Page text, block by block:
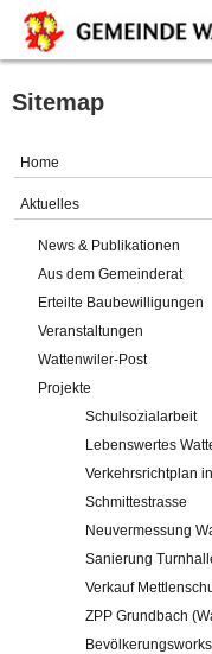
Home
Gemeinde
Verwaltung
Online-Service
Impressum
Sitemap
Home
Aktuelles
News & Publikationen
Aus dem Gemeinderat
Erteilte Baubewilligungen
Veranstaltungen
Wattenwiler-Post
Projekte
Schulsozialarbeit
Lebenswertes
Verkehrsrichtplan
Schmittestrasse
Neuvermessung
Sanierung
Verkauf
ZPP Grundbach